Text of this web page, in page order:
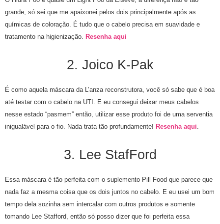
grande, só sei que me apaixonei pelos dois principalmente após as
químicas de coloração. É tudo que o cabelo precisa em suavidade e
tratamento na higienização. Resenha aqui
2. Joico K-Pak
É como aquela máscara da L’anza reconstrutora, você só sabe que é boa
até testar com o cabelo na UTI. E eu consegui deixar meus cabelos
nesse estado “pasmem” então, utilizar esse produto foi de uma serventia
inigualável para o fio. Nada trata tão profundamente! Resenha aqui
3. Lee StafFord
Essa máscara é tão perfeita com o suplemento Pill Food que parece que
nada faz a mesma coisa que os dois juntos no cabelo. E eu usei um bom
tempo dela sozinha sem intercalar com outros produtos e somente
tomando Lee Stafford, então só posso dizer que foi perfeita essa